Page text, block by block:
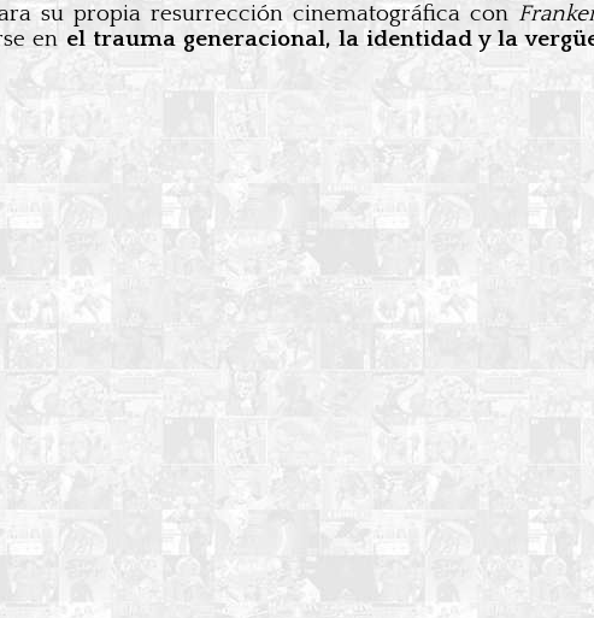
su propia resurrección cinematográfica con
en el trauma generacional, la identidad y la